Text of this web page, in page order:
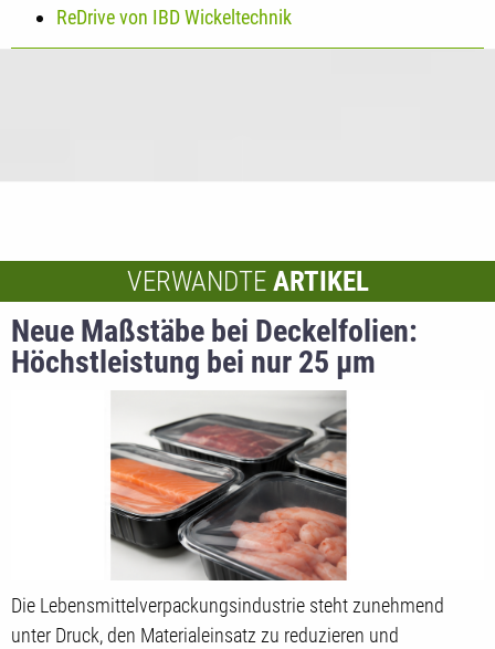
ReDrive von IBD Wickeltechnik
VERWANDTE ARTIKEL
Neue Maßstäbe bei Deckelfolien:
Höchstleistung bei nur 25 µm
Die Lebensmittelverpackungsindustrie steht zunehmend
unter Druck, den Materialeinsatz zu reduzieren und